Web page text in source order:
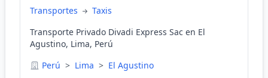
Transportes
Taxis
Transporte Privado Divadi Express Sac en El
Agustino, Lima, Perú
Perú > Lima > El Agustino